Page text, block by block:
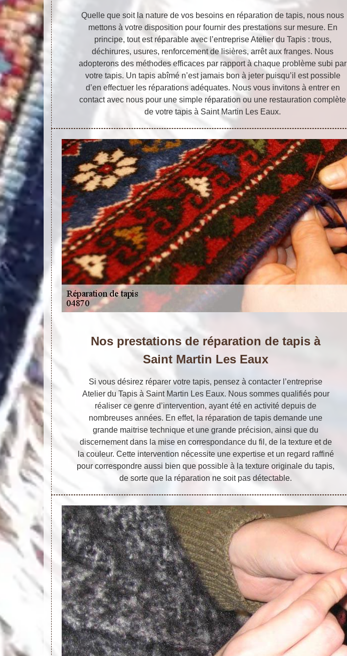
Quelle que soit la nature de vos besoins en réparation de tapis, nous nous
mettons à votre disposition pour fournir des prestations sur mesure. En
principe, tout est réparable avec l’entreprise Atelier du Tapis : trous,
déchirures, usures, renforcement de lisières, arrêt aux franges. Nous
adopterons des méthodes efficaces par rapport à chaque problème subi par
votre tapis. Un tapis abîmé n’est jamais bon à jeter puisqu’il est possible
d’en effectuer les réparations adéquates. Nous vous invitons à entrer en
contact avec nous pour une simple réparation ou une restauration complète
de votre tapis à Saint Martin Les Eaux.
Nos prestations de réparation de tapis à
Saint Martin Les Eaux
Si vous désirez réparer votre tapis, pensez à contacter l’entreprise
Atelier du Tapis à Saint Martin Les Eaux. Nous sommes qualifiés pour
réaliser ce genre d’intervention, ayant été en activité depuis de
nombreuses années. En effet, la réparation de tapis demande une
grande maitrise technique et une grande précision, ainsi que du
discernement dans la mise en correspondance du fil, de la texture et de
la couleur. Cette intervention nécessite une expertise et un regard raffiné
pour correspondre aussi bien que possible à la texture originale du tapis,
de sorte que la réparation ne soit pas détectable.